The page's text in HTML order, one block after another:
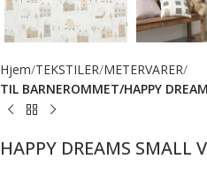
Hjem TEKSTILER METERVARER
TIL BARNEROMMET/HAPPY
HAPPY DREAMS SMALL